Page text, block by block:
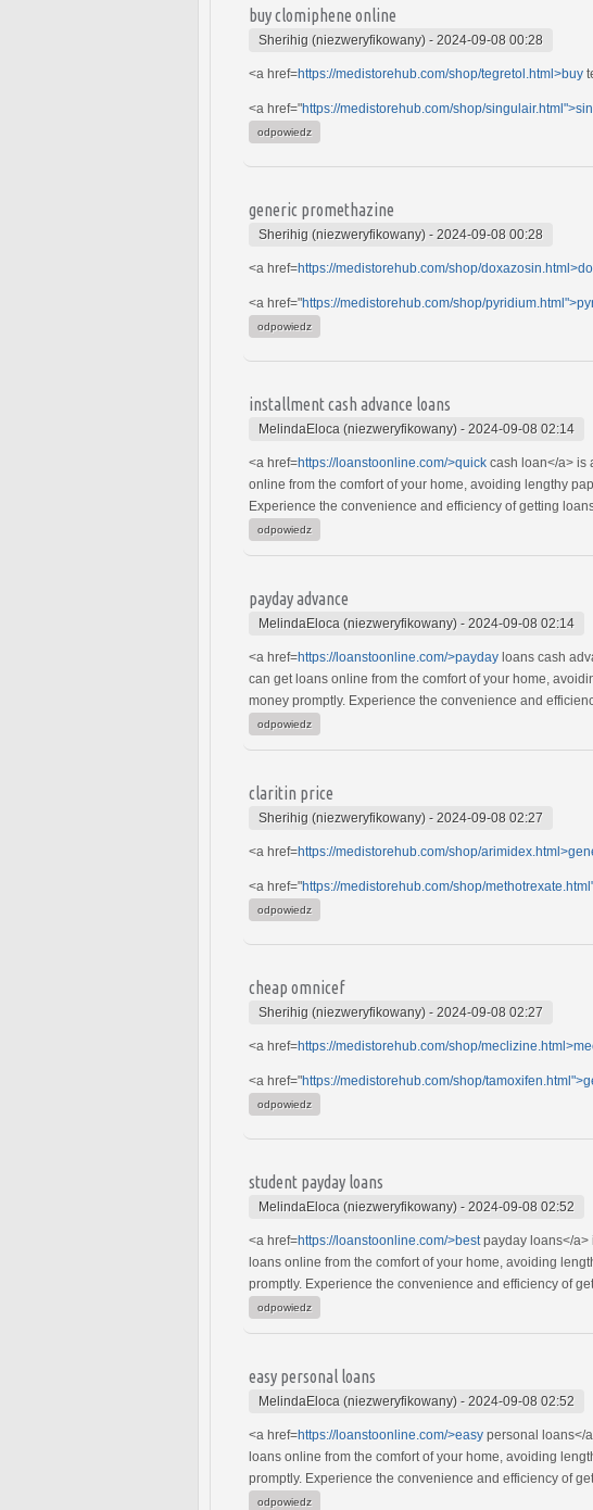
buy clomiphene online
Sherihig (niezweryfikowany) - 2024-09-08 00:28
<a href=https://medistorehub.com/shop/tegretol.html>buy
<a href="https://medistorehub.com/shop/
odpowiedz
generic promethazine
Sherihig (niezweryfikowany) - 2024-09-08 00:28
<a href=https://medistorehub.com/shop/
<a href="https://medistorehub.com/shop/
odpowiedz
installment cash advance loans
MelindaEloca (niezweryfikowany) - 2024-09-08 02:14
<a href=https://loanstoonline.com/>quick cash loan</a> is
online from the comfort of your home, avoiding lengthy
Experience the convenience and efficiency of getting
odpowiedz
payday advance
MelindaEloca (niezweryfikowany) - 2024-09-08 02:14
<a href=https://loanstoonline.com/>payday loans cash
can get loans online from the comfort of your home,
money promptly. Experience the convenience and
odpowiedz
claritin price
Sherihig (niezweryfikowany) - 2024-09-08 02:27
<a href=https://medistorehub.com/shop/
<a href="https://medistorehub.com/shop/
odpowiedz
cheap omnicef
Sherihig (niezweryfikowany) - 2024-09-08 02:27
<a href=https://medistorehub.com/shop/
<a href="https://medistorehub.com/shop/
odpowiedz
student payday loans
MelindaEloca (niezweryfikowany) - 2024-09-08 02:52
<a href=https://loanstoonline.com/>best payday loans</a>
loans online from the comfort of your home, avoiding
promptly. Experience the convenience and efficiency of
odpowiedz
easy personal loans
MelindaEloca (niezweryfikowany) - 2024-09-08 02:52
<a href=https://loanstoonline.com/>easy personal loans</
loans online from the comfort of your home, avoiding
promptly. Experience the convenience and efficiency of
odpowiedz